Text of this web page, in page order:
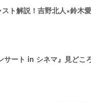
ト解説！吉野北人×鈴木
サート in シネマ』見どこ